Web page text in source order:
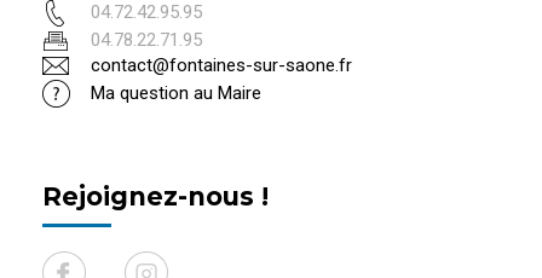
04.72.42.95.95
04.78.22.71.95
contact@fontaines-sur-saone.fr
Ma question au Maire
Rejoignez-nous !